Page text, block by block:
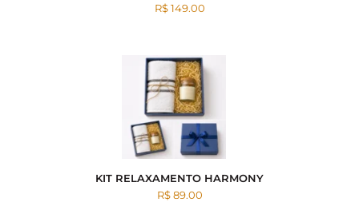
R$ 149.00
KIT RELAXAMENTO HARMONY
R$ 89.00